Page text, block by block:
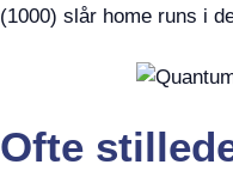
(1000) slår home runs i
Ofte